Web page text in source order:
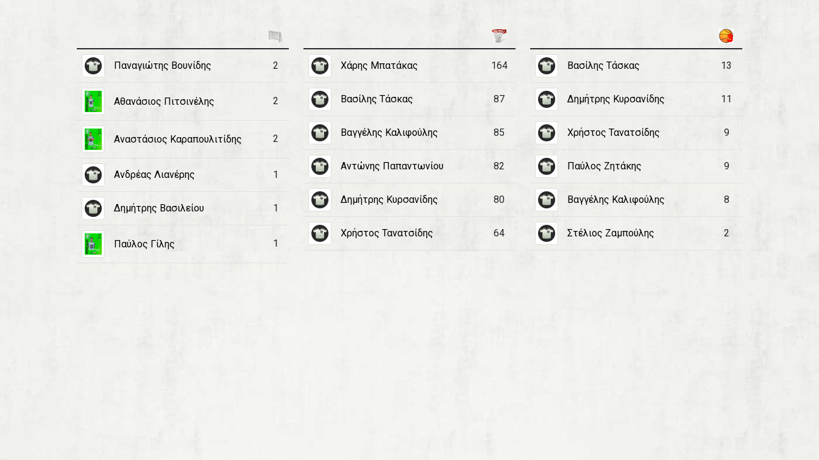
Παναγιώτης Βουνίδης 2
Αθανάσιος Πιτσινέλης 2
Αναστάσιος Καραπουλιτίδης 2
Ανδρέας Λιανέρης 1
Δημήτρης Βασιλείου 1
Παύλος Γίλης 1
Χάρης Μπατάκας 164
Βασίλης Τάσκας 87
Βαγγέλης Καλιφούλης 85
Αντώνης Παπαντωνίου 82
Δημήτρης Κυρσανίδης 80
Χρήστος Τανατσίδης 64
Βασίλης Τάσκας 13
Δημήτρης Κυρσανίδης 11
Χρήστος Τανατσίδης 9
Παύλος Ζητάκης 9
Βαγγέλης Καλιφούλης 8
Στέλιος Ζαμπούλης 2